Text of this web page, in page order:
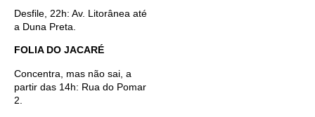
Desfile, 22h: Av. Litorânea até
a Duna Preta.
FOLIA DO JACARÉ
Concentra, mas não sai, a
partir das 14h: Rua do Pomar
2.